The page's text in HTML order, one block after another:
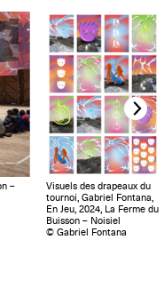
–
Visuels des drapeaux du
tournoi, Gabriel Fontana,
En Jeu, 2024, La Ferme du
Buisson – Noisiel
© Gabriel Fontana